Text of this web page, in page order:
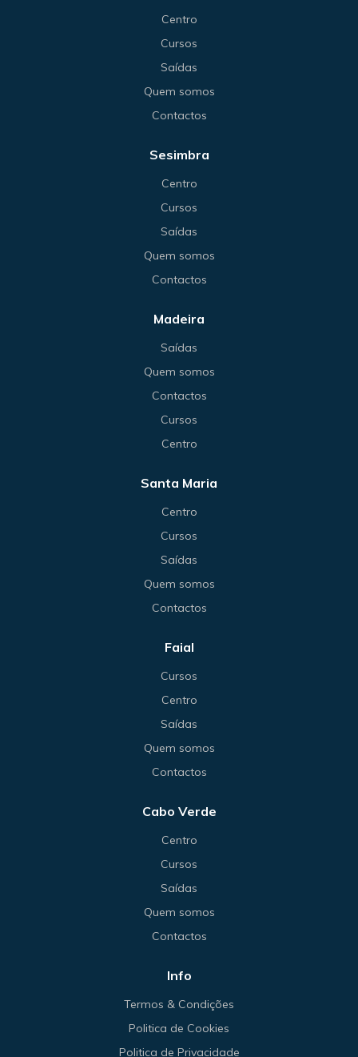
Centro
Cursos
Saídas
Quem somos
Contactos
Sesimbra
Centro
Cursos
Saídas
Quem somos
Contactos
Madeira
Saídas
Quem somos
Contactos
Cursos
Centro
Santa Maria
Centro
Cursos
Saídas
Quem somos
Contactos
Faial
Cursos
Centro
Saídas
Quem somos
Contactos
Cabo Verde
Centro
Cursos
Saídas
Quem somos
Contactos
Info
Termos & Condições
Politica de Cookies
Politica de Privacidade